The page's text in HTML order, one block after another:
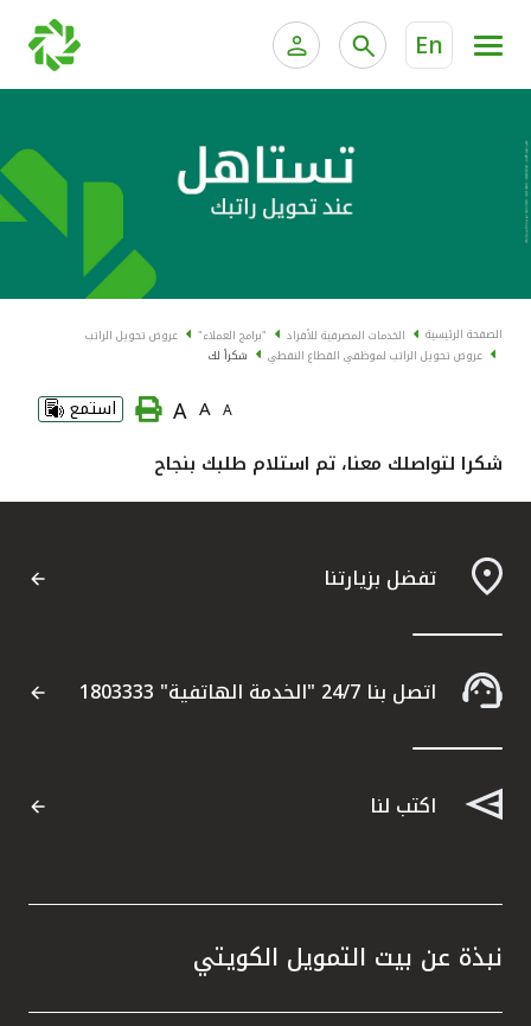
En
الخدمات المصرفية الإلكترونية للأفراد
الخدمات المصرفية الإلكترونية للشركات
البطاقات
"برامج العملاء"
الاستثمار
القنوات المصرفية
أدوات وخدمات
خدمات ما بعد البيع
اتصل بنا
الصفحة الرئيسية الخدمات المصرفية للأفراد "برامج العملاء"
عروض تحويل الراتب
عروض تحويل الراتب لموظفي القطاع النفطي
شكراً لك
A
A
A استمع
شكرا لتواصلك معنا، تم استلام طلبك بنجاح
تفضل بزيارتنا
اتصل بنا 24/7 "الخدمة الهاتفية" 1803333
اكتب لنا
نبذة عن بيت التمويل الكويتي